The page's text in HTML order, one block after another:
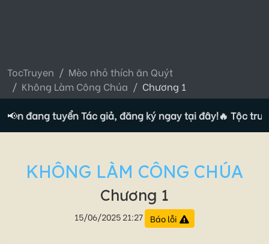
TocTruyen
Mèo nhỏ thích ăn Quýt
Không Làm Công Chúa
Chương 1
📢đang tuyển Tác giả, đăng ký ngay tại đây!🔥 Tộc
KHÔNG LÀM CÔNG CHÚA
Chương 1
15/06/2025 21:27 Báo lỗi